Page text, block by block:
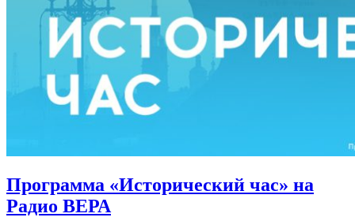
Программа «Исторический час» на
Радио ВЕРА